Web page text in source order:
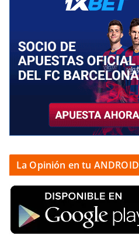
La Opinión en tu ANDROID